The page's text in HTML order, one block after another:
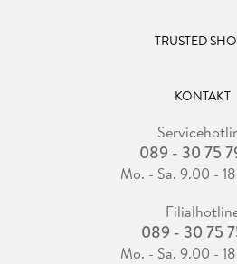
TRUSTED
KONTAKT
089 - 30 75
Mo. - Sa. 9.00 -
089 - 30 75
Mo. - Sa. 9.00 -